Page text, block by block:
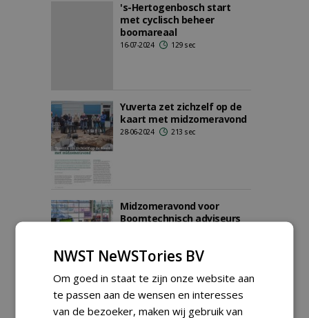
's-Hertogenbosch start
met cyclisch beheer
boomareaal
16-07-2024 129 sec
Yuverta zet zichzelf op de
kaart met midzomeravond
28-06-2024 213 sec
Midzomeravond voor
Boomtechnisch adviseurs
Bomenwacht Nederland, De
NWST NeWSTories BV
Om goed in staat te zijn onze website aan
te passen aan de wensen en interesses
van de bezoeker, maken wij gebruik van